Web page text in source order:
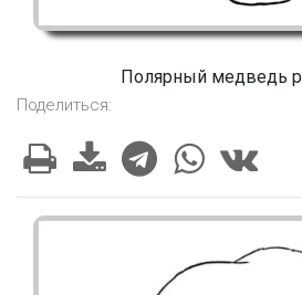
Полярный медведь
Поделиться: